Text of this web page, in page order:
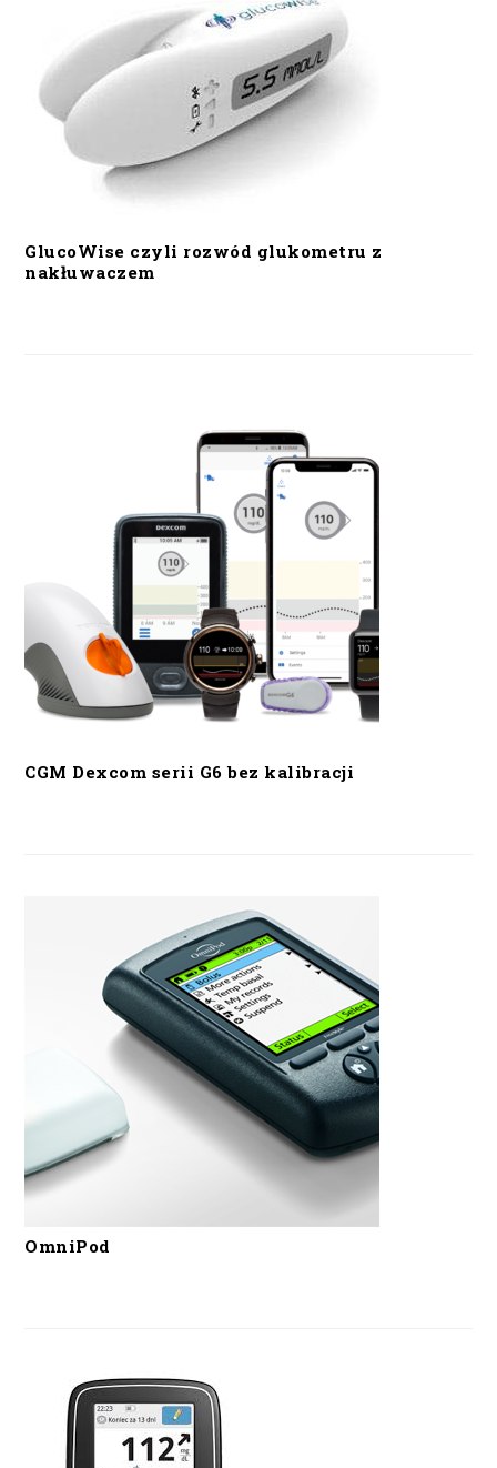
GlucoWise czyli rozwód glukometru z
nakłuwaczem
CGM Dexcom serii G6 bez kalibracji
OmniPod